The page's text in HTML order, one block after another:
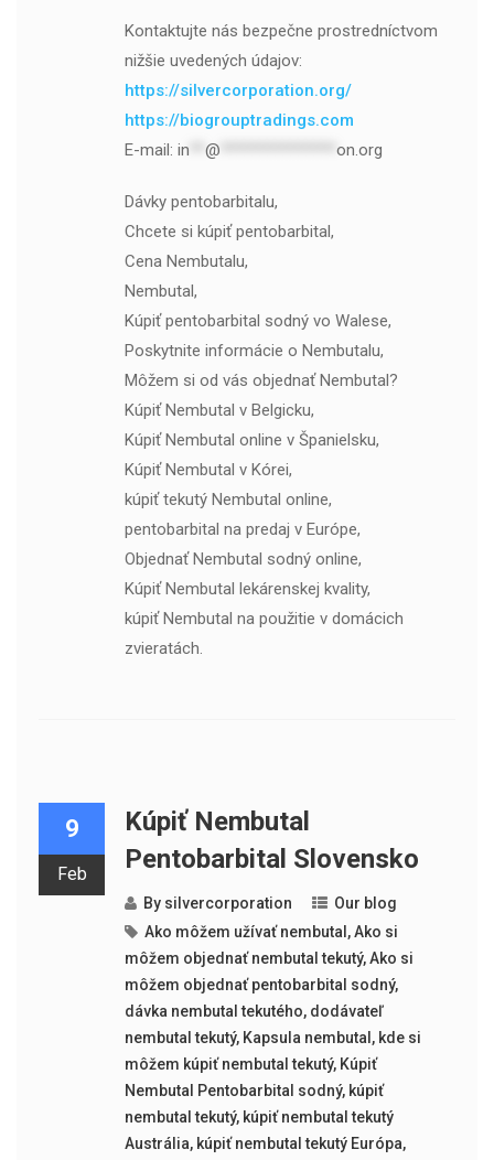
Kontaktujte nás bezpečne prostredníctvom
nižšie uvedených údajov:
https://silvercorporation.org/
https://biogrouptradings.com
E-mail: in @ on.org
Dávky pentobarbitalu,
Chcete si kúpiť pentobarbital,
Cena Nembutalu,
Nembutal,
Kúpiť pentobarbital sodný vo Walese,
Poskytnite informácie o Nembutalu,
Môžem si od vás objednať Nembutal?
Kúpiť Nembutal v Belgicku,
Kúpiť Nembutal online v Španielsku,
Kúpiť Nembutal v Kórei,
kúpiť tekutý Nembutal online,
pentobarbital na predaj v Európe,
Objednať Nembutal sodný online,
Kúpiť Nembutal lekárenskej kvality,
kúpiť Nembutal na použitie v domácich
zvieratách.
9
Feb
Kúpiť Nembutal
Pentobarbital Slovensko
By silvercorporation
Our blog
Ako môžem užívať nembutal ,Ako si
môžem objednať nembutal tekutý,Ako si
môžem objednať pentobarbital sodný,
dávka nembutal tekutého, dodávateľ
nembutal tekutý, Kapsula nembutal , kde si
môžem kúpiť nembutal tekutý, Kúpiť
Nembutal Pentobarbital sodný, kúpiť
nembutal tekutý, kúpiť nembutal tekutý
Austrália, kúpiť nembutal tekutý Európa,